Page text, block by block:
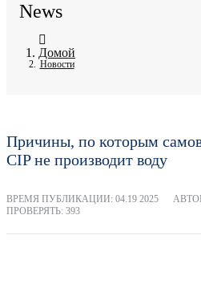
News
Домой
Новости
Причины, по которым
CIP не производит воду
ВРЕМЯ ПУБЛИКАЦИИ: 04.19 2025
ПРОВЕРЯТЬ: 393